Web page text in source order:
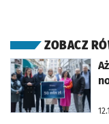
ZOBACZ
otworzy się w nowej karcie